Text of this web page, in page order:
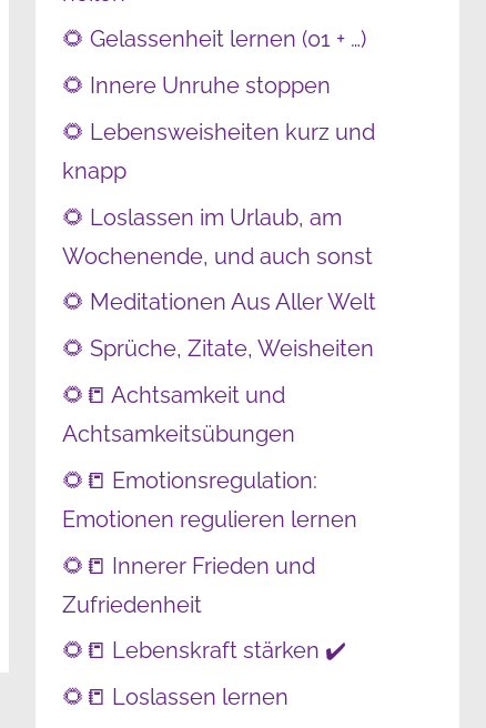
🌻 Gelassenheit lernen (01 + …)
🌻 Innere Unruhe stoppen
🌻 Lebensweisheiten kurz und
knapp
🌻 Loslassen im Urlaub, am
Wochenende, und auch sonst
🌻 Meditationen Aus Aller Welt
🌻 Sprüche, Zitate, Weisheiten
🌻📒 Achtsamkeit und
Achtsamkeitsübungen
🌻📒 Emotionsregulation:
Emotionen regulieren lernen
🌻📒 Innerer Frieden und
Zufriedenheit
🌻📒 Lebenskraft stärken ✔️
🌻📒 Loslassen lernen